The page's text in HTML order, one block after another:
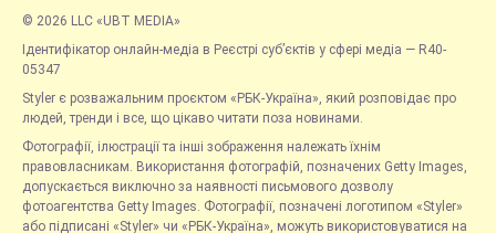
© 2026 LLC «UBT MEDIA»
Ідентифікатор онлайн-медіа в Реєстрі суб’єктів у сфері медіа — R40-
05347
Styler є розважальним проєктом «РБК-Україна», який розповідає про
людей, тренди і все, що цікаво читати поза новинами.
Фотографії, ілюстрації та інші зображення належать їхнім
правовласникам. Використання фотографій, позначених Getty Images,
допускається виключно за наявності письмового дозволу
фотоагентства Getty Images. Фотографії, позначені логотипом «Styler»
або підписані «Styler» чи «РБК-Україна», можуть використовуватися на